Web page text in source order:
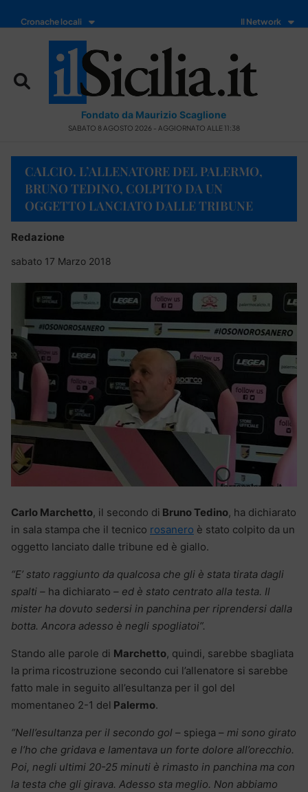
Cronache locali Il Network
Fondato da Maurizio Scaglione
SABATO 8 AGOSTO 2026 - AGGIORNATO ALLE 11:38
CALCIO. L’ALLENATORE DEL PALERMO,
BRUNO TEDINO, COLPITO DA UN
OGGETTO LANCIATO DALLE TRIBUNE
Redazione
sabato 17 Marzo 2018
Carlo Marchetto, il secondo di Bruno Tedino, ha dichiarato
in sala stampa che il tecnico rosanero è stato colpito da un
oggetto lanciato dalle tribune ed è giallo.
“E’ stato raggiunto da qualcosa che gli è stata tirata dagli
spalti – ha dichiarato – ed è stato centrato alla testa. Il
mister ha dovuto sedersi in panchina per riprendersi dalla
botta. Ancora adesso è negli spogliatoi”.
Stando alle parole di Marchetto, quindi, sarebbe sbagliata
la prima ricostruzione secondo cui l’allenatore si sarebbe
fatto male in seguito all’esultanza per il gol del
momentaneo 2-1 del Palermo.
“Nell’esultanza per il secondo gol – spiega – mi sono girato
e l’ho che gridava e lamentava un forte dolore all’orecchio.
Poi, negli ultimi 20-25 minuti è rimasto in panchina ma con
la testa che gli girava. Adesso sta meglio. Non abbiamo